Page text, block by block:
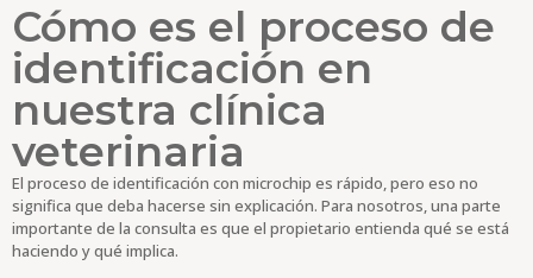
Cómo es el proceso de
identificación en
nuestra clínica
veterinaria
El proceso de identificación con microchip es rápido, pero eso no
significa que deba hacerse sin explicación. Para nosotros, una parte
importante de la consulta es que el propietario entienda qué se está
haciendo y qué implica.